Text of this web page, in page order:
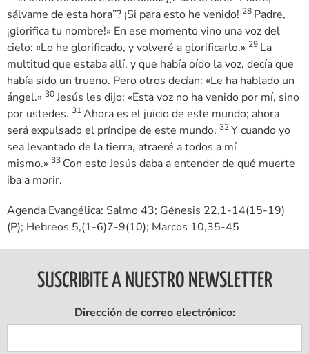
sálvame de esta hora”? ¡Si para esto he venido! 28 Padre,
¡glorifica tu nombre!» En ese momento vino una voz del
cielo: «Lo he glorificado, y volveré a glorificarlo.» 29 La
multitud que estaba allí, y que había oído la voz, decía que
había sido un trueno. Pero otros decían: «Le ha hablado un
ángel.» 30Jesús les dijo: «Esta voz no ha venido por mí, sino
por ustedes. 31Ahora es el juicio de este mundo; ahora
será expulsado el príncipe de este mundo. 32Y cuando yo
sea levantado de la tierra, atraeré a todos a mí
mismo.» 33 Con esto Jesús daba a entender de qué muerte
iba a morir.
Agenda Evangélica: Salmo 43; Génesis 22,1-14(15-19)
(P); Hebreos 5,(1-6)7-9(10); Marcos 10,35-45
SUSCRIBITE A NUESTRO NEWSLETTER
Dirección de correo electrónico: